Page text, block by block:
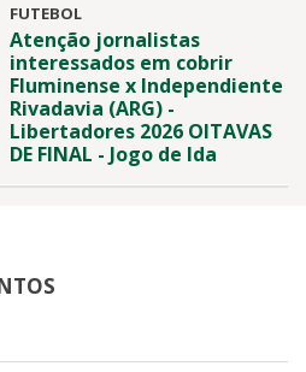
FUTEBOL
Atenção jornalistas
interessados em cobrir
Fluminense x Independiente
Rivadavia (ARG) -
Libertadores 2026 OITAVAS
DE FINAL - Jogo de Ida